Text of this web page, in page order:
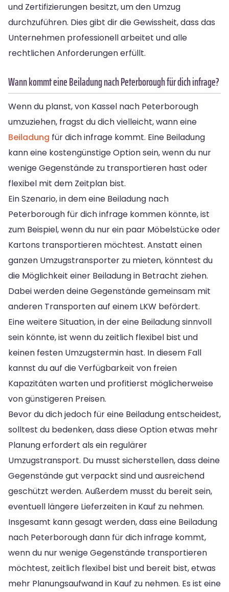
und Zertifizierungen besitzt, um den Umzug
durchzuführen. Dies gibt dir die Gewissheit, dass das
Unternehmen professionell arbeitet und alle
rechtlichen Anforderungen erfüllt.
Wann kommt eine Beiladung nach Peterborough für dich infrage?
Wenn du planst, von Kassel nach Peterborough
umzuziehen, fragst du dich vielleicht, wann eine
Beiladung für dich infrage kommt. Eine Beiladung
kann eine kostengünstige Option sein, wenn du nur
wenige Gegenstände zu transportieren hast oder
flexibel mit dem Zeitplan bist.
Ein Szenario, in dem eine Beiladung nach
Peterborough für dich infrage kommen könnte, ist
zum Beispiel, wenn du nur ein paar Möbelstücke oder
Kartons transportieren möchtest. Anstatt einen
ganzen Umzugstransporter zu mieten, könntest du
die Möglichkeit einer Beiladung in Betracht ziehen.
Dabei werden deine Gegenstände gemeinsam mit
anderen Transporten auf einem LKW befördert.
Eine weitere Situation, in der eine Beiladung sinnvoll
sein könnte, ist wenn du zeitlich flexibel bist und
keinen festen Umzugstermin hast. In diesem Fall
kannst du auf die Verfügbarkeit von freien
Kapazitäten warten und profitierst möglicherweise
von günstigeren Preisen.
Bevor du dich jedoch für eine Beiladung entscheidest,
solltest du bedenken, dass diese Option etwas mehr
Planung erfordert als ein regulärer
Umzugstransport. Du musst sicherstellen, dass deine
Gegenstände gut verpackt sind und ausreichend
geschützt werden. Außerdem musst du bereit sein,
eventuell längere Lieferzeiten in Kauf zu nehmen.
Insgesamt kann gesagt werden, dass eine Beiladung
nach Peterborough dann für dich infrage kommt,
wenn du nur wenige Gegenstände transportieren
möchtest, zeitlich flexibel bist und bereit bist, etwas
mehr Planungsaufwand in Kauf zu nehmen. Es ist eine